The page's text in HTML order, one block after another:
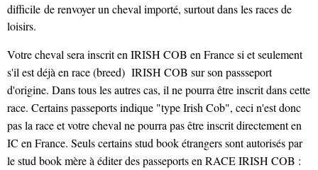
difficile de renvoyer un cheval importé, surtout dans les races de
loisirs.
Votre cheval sera inscrit en IRISH COB en France si et seulement
s'il est déjà en race (breed) IRISH COB sur son passseport
d'origine. Dans tous les autres cas, il ne pourra être inscrit dans cette
race. Certains passeports indique "type Irish Cob", ceci n'est donc
pas la race et votre cheval ne pourra pas être inscrit directement en
IC en France. Seuls certains stud book étrangers sont autorisés par
le stud book mère à éditer des passeports en RACE IRISH COB :